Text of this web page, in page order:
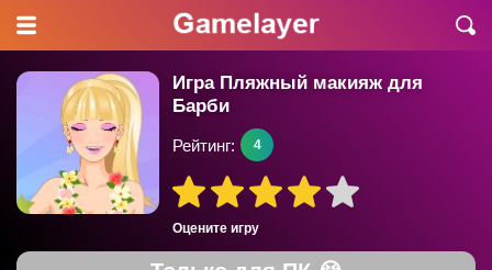
Игра Пляжный макияж для
Барби
Оцените игру
Рейтинг: 4